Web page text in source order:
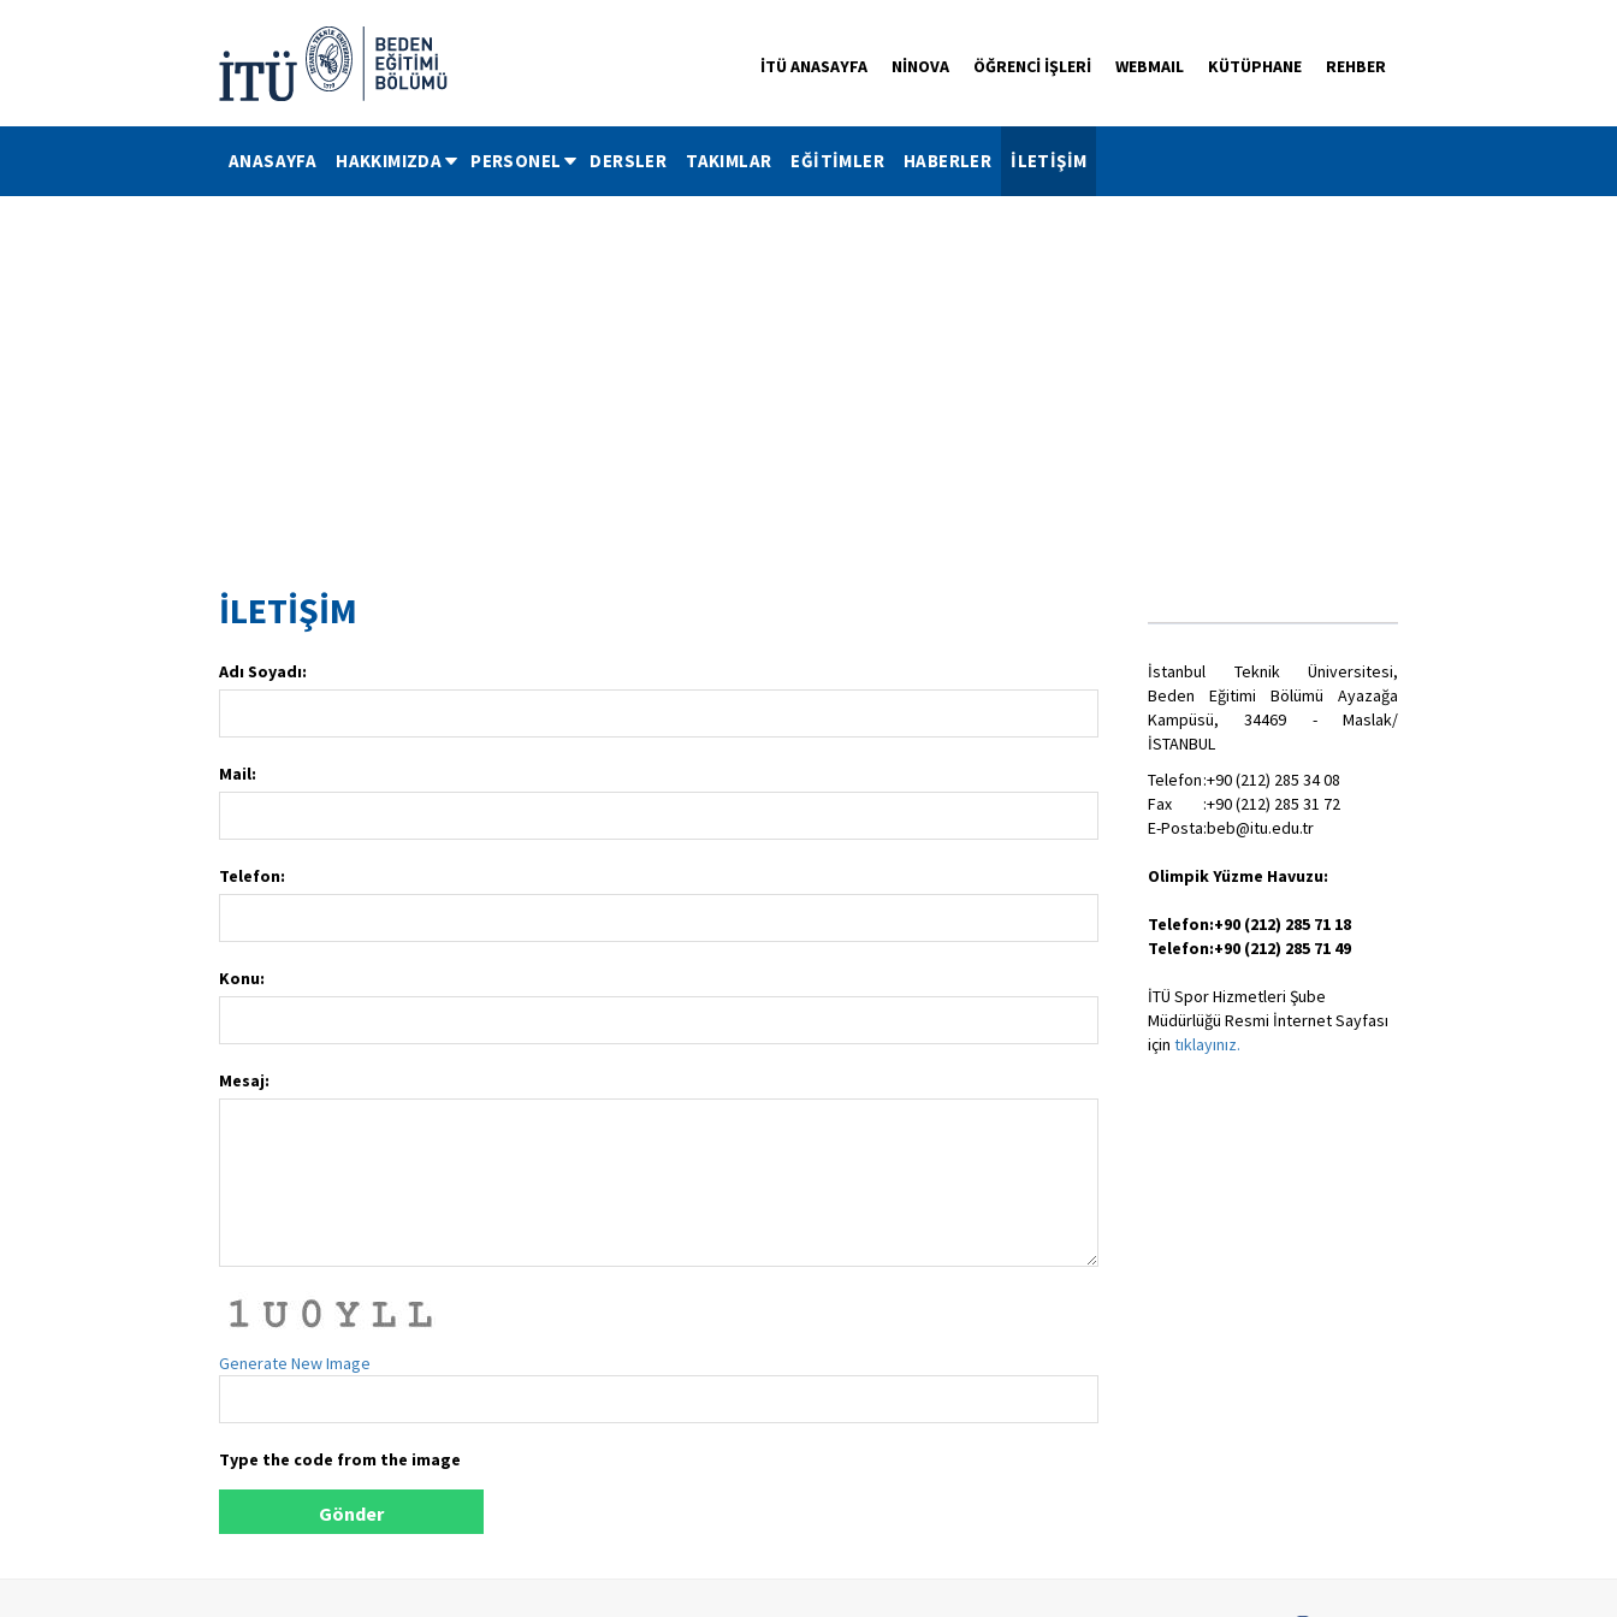
İTÜ ANASAYFA NİNOVA ÖĞRENCİ İŞLERİ WEBMAIL KÜTÜPHANE REHBER
ANASAYFA HAKKIMIZDA PERSONEL DERSLER TAKIMLAR EĞİTİMLER HABERLER İLETİŞİM
İLETİŞİM
Adı Soyadı:
Mail:
Telefon:
Konu:
Mesaj:
Generate New Image
Type the code from the image
İstanbul Teknik Üniversitesi,
Beden Eğitimi Bölümü Ayazağa
Kampüsü, 34469 - Maslak/
İSTANBUL
Telefon:+90 (212) 285 34 08
Fax
:+90 (212) 285 31 72
E-Posta:beb@itu.edu.tr
Olimpik Yüzme Havuzu:
Telefon:+90 (212) 285 71 18
Telefon:+90 (212) 285 71 49
İTÜ Spor Hizmetleri Şube
Müdürlüğü Resmi İnternet Sayfası
için tıklayınız.